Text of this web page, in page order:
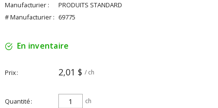
Manufacturier :
PRODUITS STANDARD
# Manufacturier : 69775
En inventaire
Prix 2,01 $ / ch
Quantité ch